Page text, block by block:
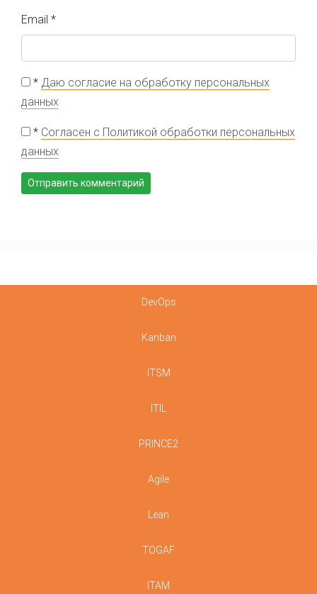
Email *
* Даю согласие на обработку персональных
данных
* Согласен с Политикой обработки персональных
данных
DevOps
Kanban
ITSM
ITIL
PRINCE2
Agile
Lean
TOGAF
ITAM